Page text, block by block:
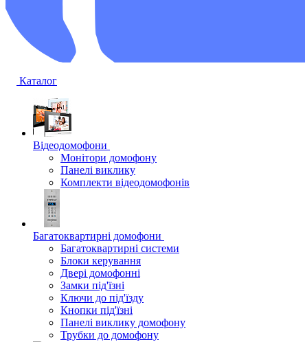
Каталог
Відеодомофони
Монітори домофону
Панелі виклику
Комплекти відеодомофонів
Багатоквартирні домофони
Багатоквартирні системи
Блоки керування
Двері домофонні
Замки під'їзні
Ключи до під'їзду
Кнопки під'їзні
Панелі виклику домофону
Трубки до домофону